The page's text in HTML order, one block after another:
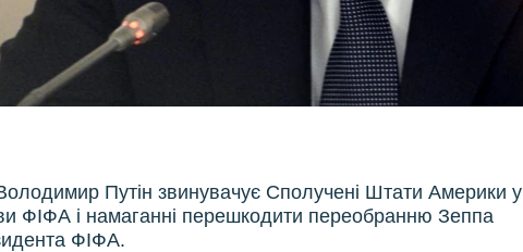
Путін звинувачує Сполучені Штати Америки у
ФІФА і намаганні перешкодити переобранню Зеппа
ФІФА.